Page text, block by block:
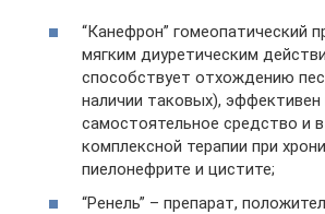
“Канефрон” гомеопатический
мягким диуретическим
способствует отхождению
наличии таковых), эффективен
самостоятельное средство и
комплексной терапии при
пиелонефрите и цистите;
“Ренель” – препарат,